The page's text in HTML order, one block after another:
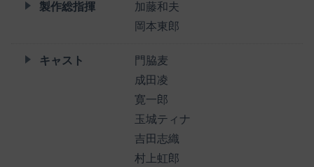
製作総指揮
加藤和夫
岡本東郎
キャスト
門脇麦
成田凌
寛一郎
玉城ティナ
吉田志織
村上虹郎